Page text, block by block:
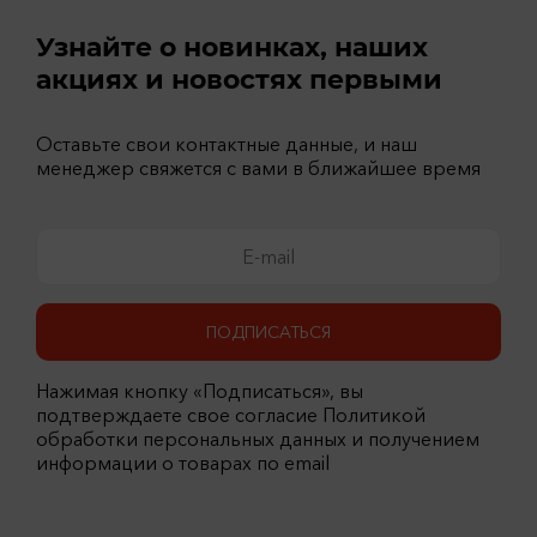
Узнайте о новинках, наших
акциях и новостях первыми
Оставьте свои контактные данные, и наш
менеджер свяжется с вами в ближайшее время
ПОДПИСАТЬСЯ
Нажимая кнопку «Подписаться», вы
подтверждаете свое согласие Политикой
обработки персональных данных и получением
информации о товарах по email